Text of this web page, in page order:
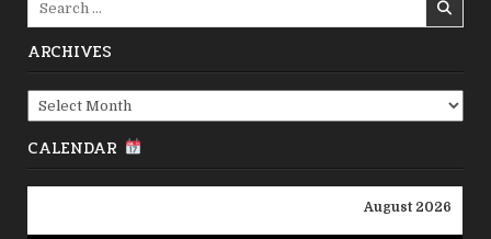
ARCHIVES
Archives
CALENDAR
August 2026